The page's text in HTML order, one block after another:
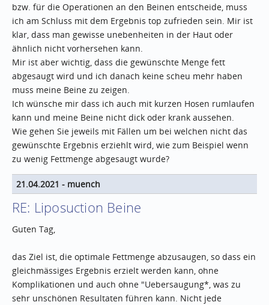
bzw. für die Operationen an den Beinen entscheide, muss
ich am Schluss mit dem Ergebnis top zufrieden sein. Mir ist
klar, dass man gewisse unebenheiten in der Haut oder
ähnlich nicht vorhersehen kann.
Mir ist aber wichtig, dass die gewünschte Menge fett
abgesaugt wird und ich danach keine scheu mehr haben
muss meine Beine zu zeigen.
Ich wünsche mir dass ich auch mit kurzen Hosen rumlaufen
kann und meine Beine nicht dick oder krank aussehen.
Wie gehen Sie jeweils mit Fällen um bei welchen nicht das
gewünschte Ergebnis erziehlt wird, wie zum Beispiel wenn
zu wenig Fettmenge abgesaugt wurde?
21.04.2021 - muench
RE: Liposuction Beine
Guten Tag,
das Ziel ist, die optimale Fettmenge abzusaugen, so dass ein
gleichmässiges Ergebnis erzielt werden kann, ohne
Komplikationen und auch ohne "Uebersaugung*, was zu
sehr unschönen Resultaten führen kann. Nicht jede